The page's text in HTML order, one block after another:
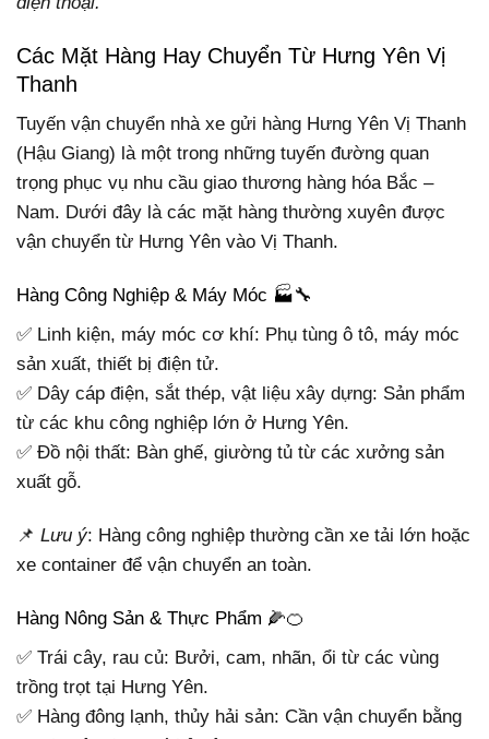
Các Mặt Hàng Hay Chuyển Từ Hưng Yên Vị
Thanh
Tuyến vận chuyển nhà xe gửi hàng Hưng Yên Vị Thanh
(Hậu Giang) là một trong những tuyến đường quan
trọng phục vụ nhu cầu giao thương hàng hóa Bắc –
Nam. Dưới đây là các mặt hàng thường xuyên được
vận chuyển từ Hưng Yên vào Vị Thanh.
Hàng Công Nghiệp & Máy Móc 🏭🔧
✅ Linh kiện, máy móc cơ khí: Phụ tùng ô tô, máy móc
sản xuất, thiết bị điện tử.
✅ Dây cáp điện, sắt thép, vật liệu xây dựng: Sản phẩm
từ các khu công nghiệp lớn ở Hưng Yên.
✅ Đồ nội thất: Bàn ghế, giường tủ từ các xưởng sản
xuất gỗ.
📌 Lưu ý: Hàng công nghiệp thường cần xe tải lớn hoặc
xe container để vận chuyển an toàn.
Hàng Nông Sản & Thực Phẩm 🌽🍊
✅ Trái cây, rau củ: Bưởi, cam, nhãn, ổi từ các vùng
trồng trọt tại Hưng Yên.
✅ Hàng đông lạnh, thủy hải sản: Cần vận chuyển bằng